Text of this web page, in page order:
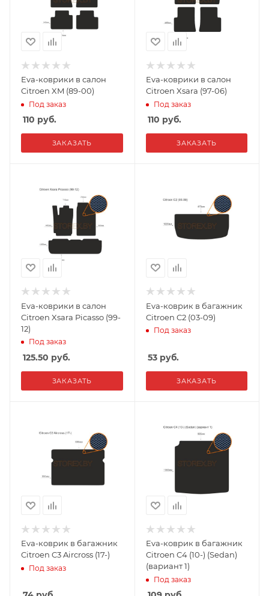
Eva-коврики в салон
Citroen XM (89-00)
Под заказ
110 руб.
ЗАКАЗАТЬ
Eva-коврики в салон
Citroen Xsara (97-06)
Под заказ
110 руб.
ЗАКАЗАТЬ
Eva-коврики в салон
Citroen Xsara Picasso (99-
12)
Под заказ
125.50 руб.
ЗАКАЗАТЬ
Eva-коврик в багажник
Citroen C2 (03-09)
Под заказ
53руб.
ЗАКАЗАТЬ
Eva-коврик в багажник
Citroen C3 Aircross (17-)
Под заказ
Eva-коврик в багажник
Citroen C4 (10-) (Sedan)
(вариант 1)
Под заказ